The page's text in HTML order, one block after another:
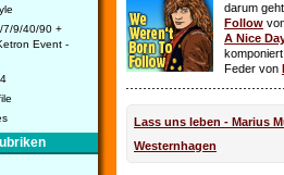
7/9/40/90 +
Event -
darum
Follow
A Nice
Feder von
Lass uns leben - Marius
Westernhagen